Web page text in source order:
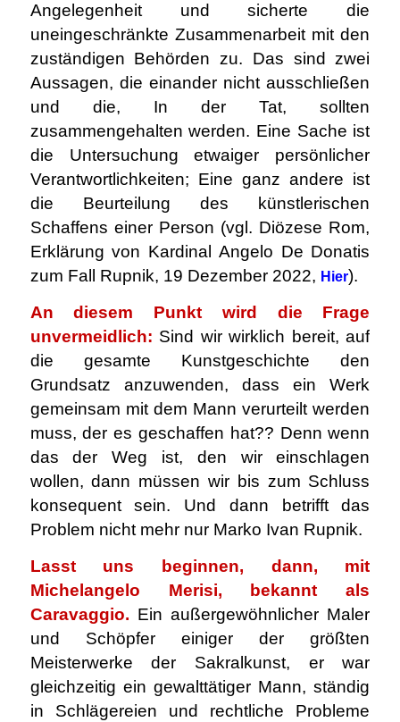
Angelegenheit und sicherte die
uneingeschränkte Zusammenarbeit mit den
zuständigen Behörden zu. Das sind zwei
Aussagen, die einander nicht ausschließen
und die, In der Tat, sollten
zusammengehalten werden. Eine Sache ist
die Untersuchung etwaiger persönlicher
Verantwortlichkeiten; Eine ganz andere ist
die Beurteilung des künstlerischen
Schaffens einer Person (vgl. Diözese Rom,
Erklärung von Kardinal Angelo De Donatis
zum Fall Rupnik, 19 Dezember 2022, Hier).
An diesem Punkt wird die Frage
unvermeidlich: Sind wir wirklich bereit, auf
die gesamte Kunstgeschichte den
Grundsatz anzuwenden, dass ein Werk
gemeinsam mit dem Mann verurteilt werden
muss, der es geschaffen hat?? Denn wenn
das der Weg ist, den wir einschlagen
wollen, dann müssen wir bis zum Schluss
konsequent sein. Und dann betrifft das
Problem nicht mehr nur Marko Ivan Rupnik.
Lasst uns beginnen, dann, mit
Michelangelo Merisi, bekannt als
Caravaggio. Ein außergewöhnlicher Maler
und Schöpfer einiger der größten
Meisterwerke der Sakralkunst, er war
gleichzeitig ein gewalttätiger Mann, ständig
in Schlägereien und rechtliche Probleme